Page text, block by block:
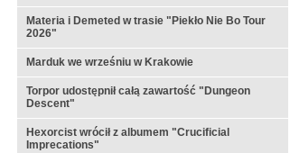
Materia i Demeted w trasie "Piekło Nie Bo Tour
2026"
Marduk we wrześniu w Krakowie
Torpor udostępnił całą zawartość "Dungeon
Descent"
Hexorcist wrócił z albumem "Crucificial
Imprecations"